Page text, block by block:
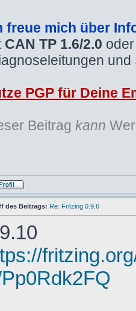
freue mich über
CAN TP 1.6/2.0
PGP für Deine
Beitrag kann
des Beitrags: Re: Fritzing 0.9.6